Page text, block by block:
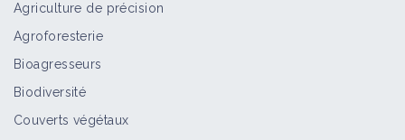
Agriculture de précision
Agroforesterie
Bioagresseurs
Biodiversité
Couverts végétaux